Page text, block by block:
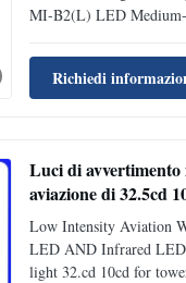
aereo
MI-B2(L) LED
intensity Type B L864
Obstruction Light flashes
designed for marking the
Richiedi
Luci di avvertimento
aviazione di 32.5cd
torre
Low Intensity Aviation
LED AND Infrared LED
light 32.cd 10cd for